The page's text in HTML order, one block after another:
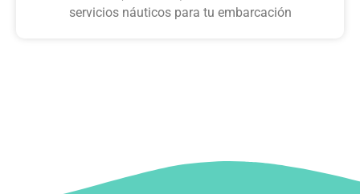
servicios náuticos para tu embarcación